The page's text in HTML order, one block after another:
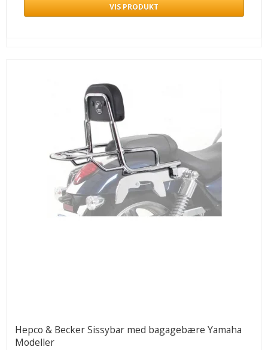
VIS PRODUKT
Hepco & Becker Sissybar med bagagebære Yamaha
Modeller